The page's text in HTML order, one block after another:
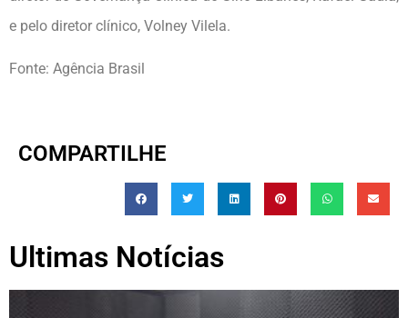
e pelo diretor clínico, Volney Vilela.
Fonte: Agência Brasil
COMPARTILHE
Ultimas Notícias